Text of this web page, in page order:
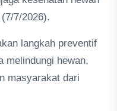
7/2026).
langkah preventif
melindungi hewan,
masyarakat dari